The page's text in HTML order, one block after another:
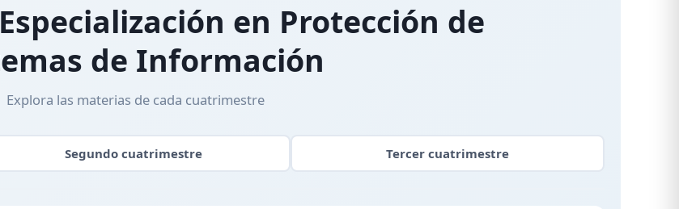
en Protección de
de Información
Explora las materias de cada cuatrimestre
Segundo cuatrimestre Tercer cuatrimestre